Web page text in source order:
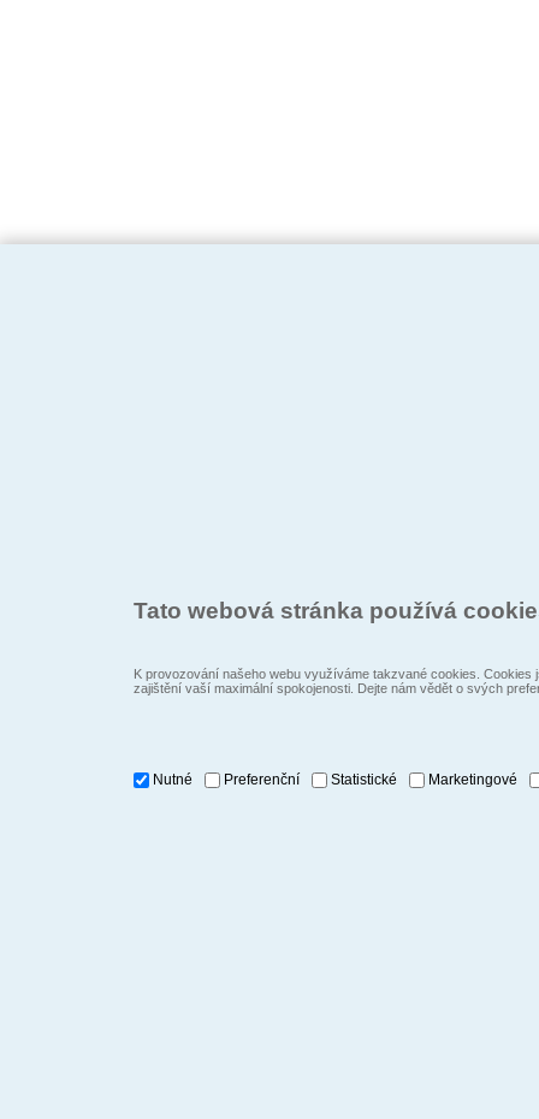
Tato webová stránka používá
K provozování našeho webu využíváme takzvané cookies.
zajištění vaší maximální spokojenosti. Dejte nám vědět o svých
Nutné Preferenční Statistické Marketingové